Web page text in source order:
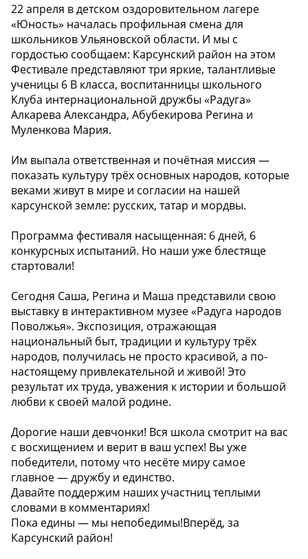
22 апреля в детском оздоровительном лагере
«Юность» началась профильная смена для
школьников Ульяновской области. И мы с
гордостью сообщаем: Карсунский район на этом
Фестивале представляют три яркие, талантливые
ученицы 6 В класса, воспитанницы школьного
Клуба интернациональной дружбы «Радуга»
Алкарева Александра, Абубекирова Регина и
Муленкова Мария.
Им выпала ответственная и почётная миссия —
показать культуру трёх основных народов, которые
веками живут в мире и согласии на нашей
карсунской земле: русских, татар и мордвы.
Программа фестиваля насыщенная: 6 дней, 6
конкурсных испытаний. Но наши уже блестяще
стартовали!
Сегодня Саша, Регина и Маша представили свою
выставку в интерактивном музее «Радуга народов
Поволжья». Экспозиция, отражающая
национальный быт, традиции и культуру трёх
народов, получилась не просто красивой, а по-
настоящему привлекательной и живой! Это
результат их труда, уважения к истории и большой
любви к своей малой родине.
Дорогие наши девчонки! Вся школа смотрит на вас
с восхищением и верит в ваш успех! Вы уже
победители, потому что несёте миру самое
главное — дружбу и единство.
Давайте поддержим наших участниц теплыми
словами в комментариях!
Пока едины — мы непобедимы!Вперёд, за
Карсунский район!